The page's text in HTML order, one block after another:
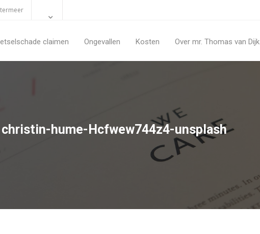
claimen Ongevallen Kosten Over mr. Thomas van Dijk
christin-hume-Hcfwew744z4-unsplash